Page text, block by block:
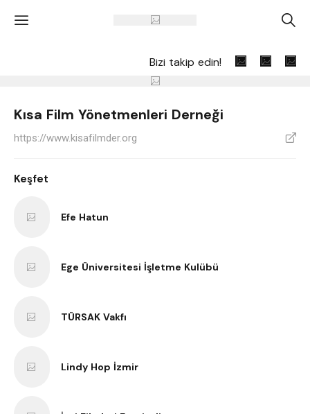
' A
Bizi takip edin!
Kısa Film Yönetmenleri Derneği
https://www.kisafilmder.org V
Keşfet
Efe Hatun
Ege Üniversitesi İşletme Kulübü
TÜRSAK Vakfı
Lindy Hop İzmir